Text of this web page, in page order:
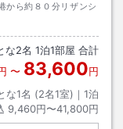
から約８０分リザンシ
な2名 1泊1部屋 合計
〜 83,600円
な1名 (2名1室)｜ 1泊
9,460円〜41,800円